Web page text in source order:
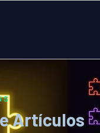
Artículos